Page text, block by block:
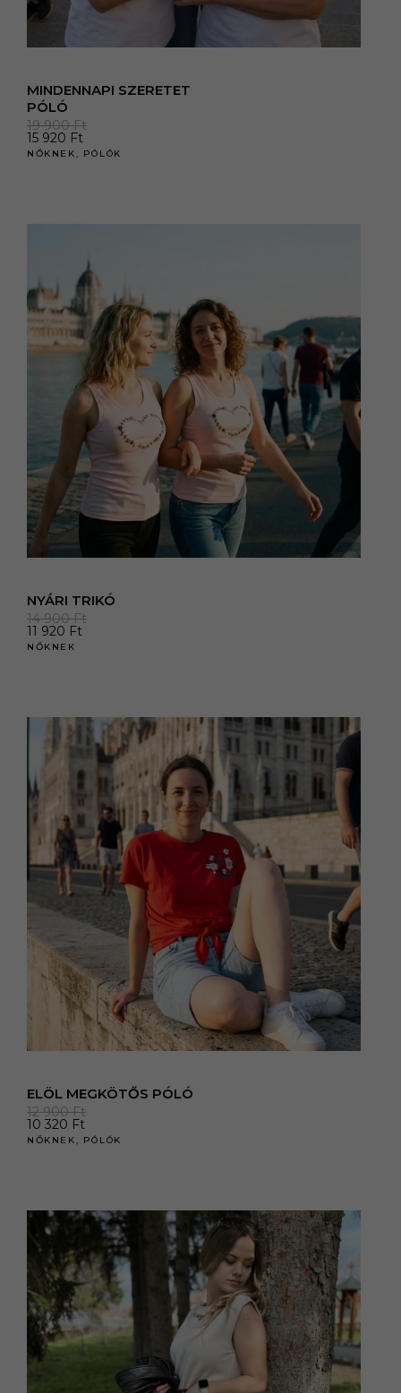
MINDENNAPI SZERETET
PÓLÓ
19 900Ft
15 920 Ft
NŐKNEK, PÓLÓK
NYÁRI TRIKÓ
14 900Ft
11 920 Ft
NŐKNEK
ELÖL MEGKÖTŐS PÓLÓ
12 900Ft
10 320 Ft
NŐKNEK, PÓLÓK